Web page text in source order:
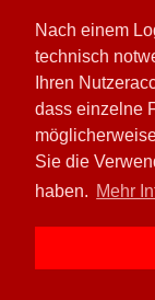
Nach einem
technisch
Ihren
dass einzelne
Sie die
haben. Mehr
und lokaler
Kongressband
Routinen